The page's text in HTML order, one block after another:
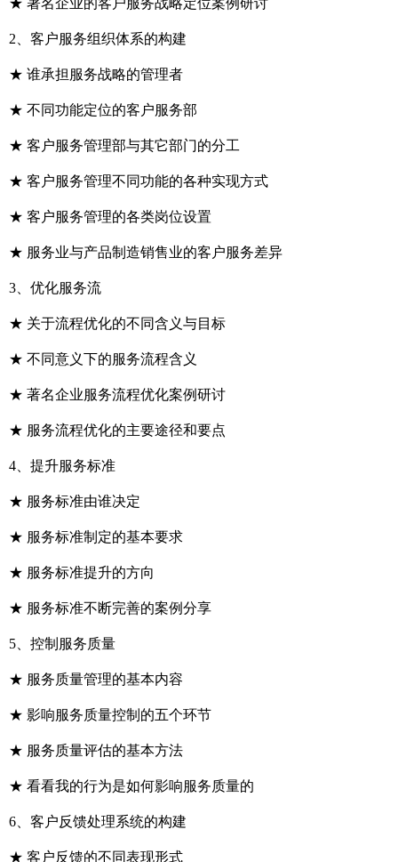
★ 著名企业的客户服务战略定位案例研讨
2、客户服务组织体系的构建
★ 谁承担服务战略的管理者
★ 不同功能定位的客户服务部
★ 客户服务管理部与其它部门的分工
★ 客户服务管理不同功能的各种实现方式
★ 客户服务管理的各类岗位设置
★ 服务业与产品制造销售业的客户服务差异
3、优化服务流
★ 关于流程优化的不同含义与目标
★ 不同意义下的服务流程含义
★ 著名企业服务流程优化案例研讨
★ 服务流程优化的主要途径和要点
4、提升服务标准
★ 服务标准由谁决定
★ 服务标准制定的基本要求
★ 服务标准提升的方向
★ 服务标准不断完善的案例分享
5、控制服务质量
★ 服务质量管理的基本内容
★ 影响服务质量控制的五个环节
★ 服务质量评估的基本方法
★ 看看我的行为是如何影响服务质量的
6、客户反馈处理系统的构建
★ 客户反馈的不同表现形式